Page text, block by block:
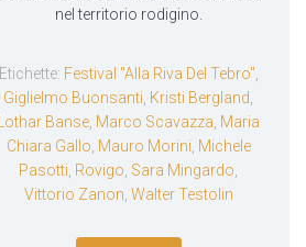
nel territorio rodigino.
Etichette: Festival "Alla Riva Del Tebro"
Giglielmo Buonsanti Kristi Bergland
Lothar Banse Marco Scavazza Maria
Chiara Gallo Mauro Morini Michele
Pasotti Rovigo Sara Mingardo
Vittorio Zanon Walter Testolin